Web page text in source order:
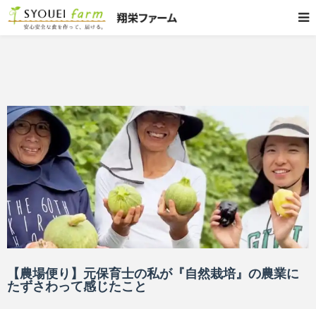
【農場便り】元保育士の私が『自然栽培』の農業に
たずさわって感じたこと